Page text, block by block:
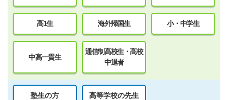
高1生 海外帰国生 小・中学生
中高一貫生
通信制高校生・高校
中退者
塾生の方 高等学校の先生